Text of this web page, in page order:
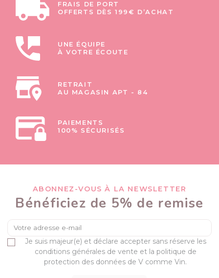
FRAIS DE PORT
OFFERTS DÈS 199€ D’ACHAT
UNE ÉQUIPE
À VOTRE ÉCOUTE
RETRAIT
AU MAGASIN APT - 84
PAIEMENTS
100% SÉCURISÉS
ABONNEZ-VOUS À LA NEWSLETTER
Bénéficiez de 5% de remise
Je suis majeur(e) et déclare accepter sans réserve les
conditions générales de vente et la politique de
protection des données de V comme Vin.